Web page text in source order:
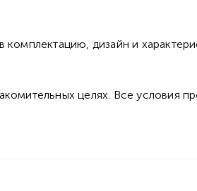
дизайн и
целях. Все условия